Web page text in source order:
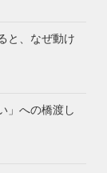
と、なぜ動け
」への橋渡し